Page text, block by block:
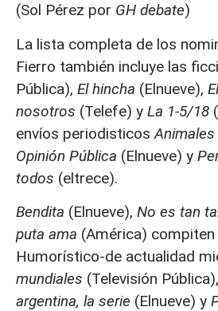
(Sol Pérez por GH debate)
La lista completa de los
Fierro también incluye las
Pública), El hincha (Elnueve),
nosotros (Telefe) y La 1-5/18
envíos periodisticos
Opinión Pública (Elnueve) y
todos (eltrece).
Bendita (Elnueve), No es tan
puta ama (América) compiten
Humorístico-de actualidad
mundiales (Televisión Pública),
argentina, la serie (Elnueve) y